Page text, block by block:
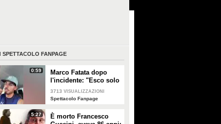
SPETTACOLO FANPAGE
0:59
Marco Fatata dopo
l'incidente: "Esco solo
di sera, i primi tempi
non riuscivo a
3713 VISUALIZZAZIONI
Spettacolo Fanpage
5:27
È morto Francesco